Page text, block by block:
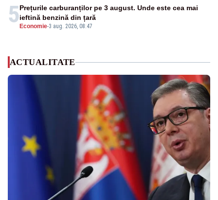
5 Economie-3 aug. 2026, 08:47
Prețurile carburanților pe 3 august. Unde este cea mai
ieftină benzină din țară
ACTUALITATE